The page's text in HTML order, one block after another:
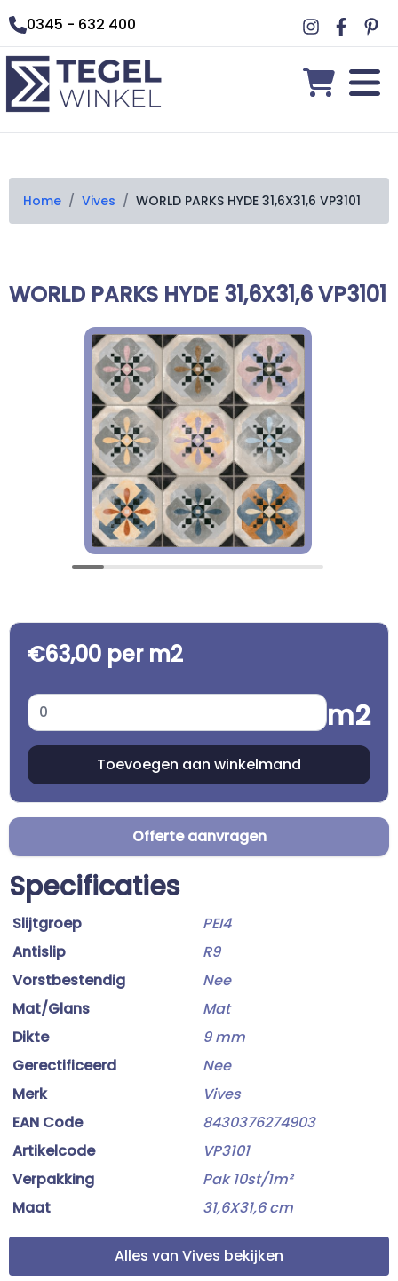
0345 - 632 400
Home / Vives / WORLD PARKS HYDE 31,6X31,6 VP3101
WORLD PARKS HYDE 31,6X31,6 VP3101
€63,00 per m2
m2
Offerte aanvragen
Specificaties
Slijtgroep
PEI4
Antislip
R9
Vorstbestendig
Nee
Mat/Glans
Mat
Dikte
9 mm
Gerectificeerd
Nee
Merk
Vives
EAN Code
8430376274903
Artikelcode
VP3101
Verpakking
Pak 10st/1m²
Maat
31,6X31,6 cm
Alles van Vives bekijken